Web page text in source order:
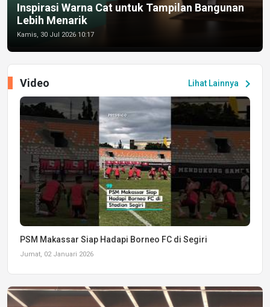
Inspirasi Warna Cat untuk Tampilan Bangunan
Lebih Menarik
Kamis, 30 Jul 2026 10:17
Lihat Lainnya chevron_right
Video
PSM Makassar Siap Hadapi Borneo FC di Segiri
Jumat, 02 Januari 2026